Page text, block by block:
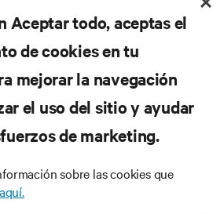
AHORA
Aceptar todo, aceptas el
de cookies en tu
mejorar la navegación
el uso del sitio y ayudar
de marketing.
sobre las cookies que